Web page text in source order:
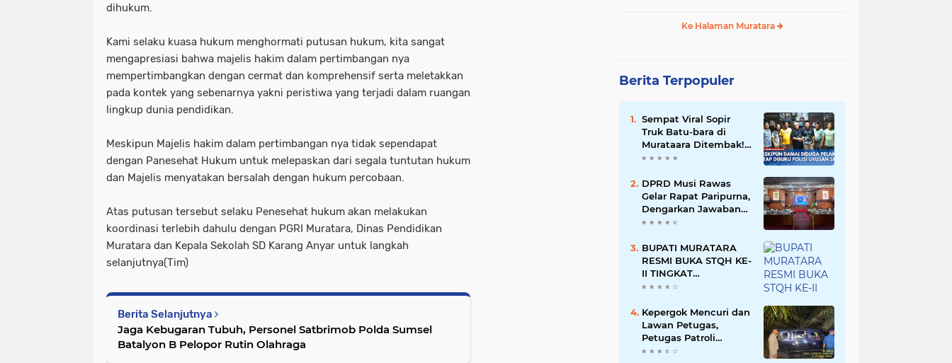
dihukum.
Kami selaku kuasa hukum menghormati putusan hukum, kita sangat
mengapresiasi bahwa majelis hakim dalam pertimbangan nya
mempertimbangkan dengan cermat dan komprehensif serta meletakkan
pada kontek yang sebenarnya yakni peristiwa yang terjadi dalam ruangan
lingkup dunia pendidikan.
Meskipun Majelis hakim dalam pertimbangan nya tidak sependapat
dengan Panesehat Hukum untuk melepaskan dari segala tuntutan hukum
dan Majelis menyatakan bersalah dengan hukum percobaan.
Atas putusan tersebut selaku Penesehat hukum akan melakukan
koordinasi terlebih dahulu dengan PGRI Muratara, Dinas Pendidikan
Muratara dan Kepala Sekolah SD Karang Anyar untuk langkah
selanjutnya(Tim)
Berita Selanjutnya
Jaga Kebugaran Tubuh, Personel Satbrimob Polda Sumsel
Batalyon B Pelopor Rutin Olahraga
Ke Halaman Muratara
Berita Terpopuler
Sempat Viral Sopir
Truk Batu-bara di
Murataara Ditembak!
Namun Dikabarkan
DPRD Musi Rawas
Gelar Rapat Paripurna,
Dengarkan Jawaban
Eksekutif Atas 4
BUPATI MURATARA
RESMI BUKA STQH KE-
II TINGKAT
KABUPATEN
Kepergok Mencuri dan
Lawan Petugas,
Petugas Patroli
Terpaksa Lumpuhkan